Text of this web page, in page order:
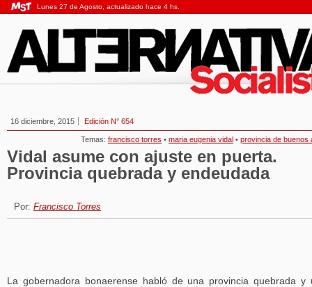
Lunes 27 de Agosto, actualizado hace 4 hs.
16 diciembre, 2015 Edición N° 654
Temas: francisco torres • maria eugenia vidal • provincia de buenos
Vidal asume con ajuste en puerta.
Provincia quebrada y endeudada
Por: Francisco Torres
La gobernadora bonaerense habló de una provincia quebrada y